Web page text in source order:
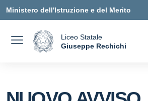
Ministero dell'Istruzione e del Merito
Liceo Statale
Giuseppe Rechichi